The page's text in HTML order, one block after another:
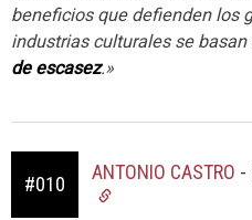
beneficios que defienden los
industrias culturales se basan
de escasez.»
#010
ANTONIO CASTRO -